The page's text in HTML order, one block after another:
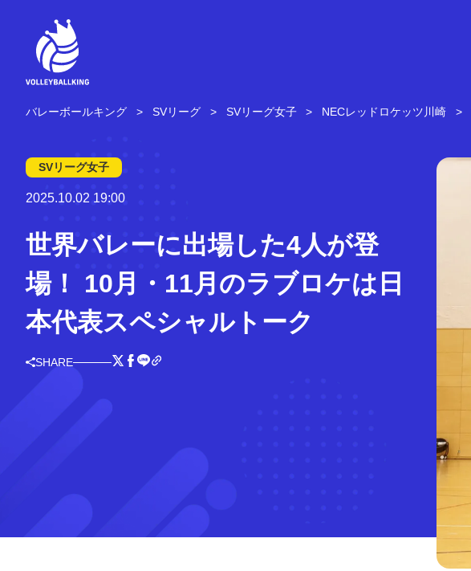
バレーボールキング SVリーグ SVリーグ女子 NECレッドロケッツ川崎
SVリーグ女子
2025.10.02 19:00
世界バレーに出場した4人が登
場！ 10月・11月のラブロケは日
本代表スペシャルトーク
SHARE